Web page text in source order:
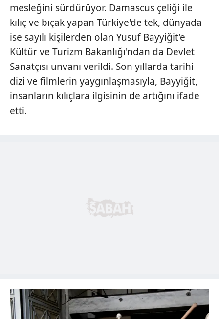
mesleğini sürdürüyor. Damascus çeliği ile
kılıç ve bıçak yapan Türkiye'de tek, dünyada
ise sayılı kişilerden olan Yusuf Bayyiğit'e
Kültür ve Turizm Bakanlığı'ndan da Devlet
Sanatçısı unvanı verildi. Son yıllarda tarihi
dizi ve filmlerin yaygınlaşmasıyla, Bayyiğit,
insanların kılıçlara ilgisinin de artığını ifade
etti.